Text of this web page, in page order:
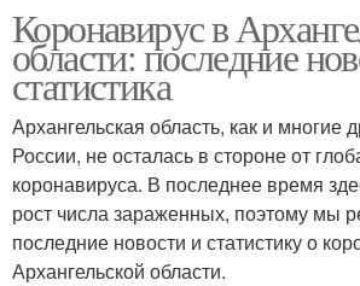
Коронавирус в
области: последние
статистика
Архангельская область, как и многие
России, не осталась в стороне от
коронавируса. В последнее время
рост числа зараженных, поэтому мы
последние новости и статистику о
Архангельской области.